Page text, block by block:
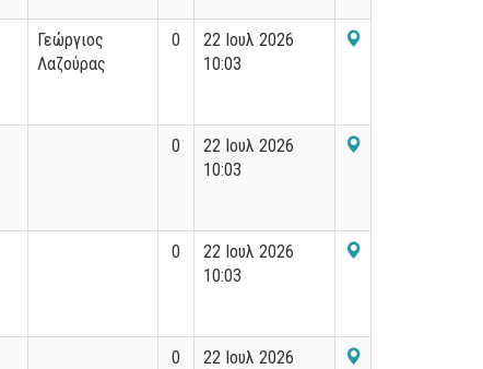
Γεώργιος
Λαζούρας
0
22 Ιουλ 2026
10:03
0
22 Ιουλ 2026
10:03
0
22 Ιουλ 2026
10:03
0
22 Ιουλ 2026